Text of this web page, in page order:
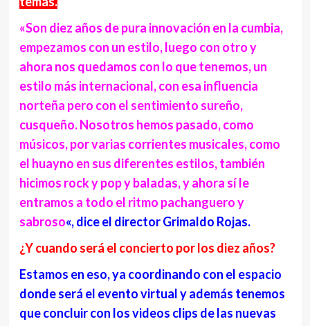
«Son diez años de pura innovación en la cumbia,
empezamos con un estilo, luego con otro y
ahora nos quedamos con lo que tenemos, un
estilo más internacional, con esa influencia
norteña pero con el sentimiento sureño,
cusqueño. Nosotros hemos pasado, como
músicos, por varias corrientes musicales, como
el huayno en sus diferentes estilos, también
hicimos rock y pop y baladas, y ahora sí le
entramos a todo el ritmo pachanguero y
sabroso«, dice el director Grimaldo Rojas.
¿Y cuando será el concierto por los diez años?
Estamos en eso, ya coordinando con el espacio
donde será el evento virtual y además tenemos
que concluir con los videos clips de las nuevas